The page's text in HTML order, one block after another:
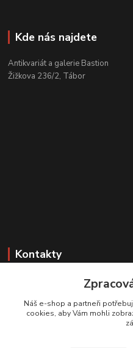
Kde nás najdete
Antikvariát a galerie Bastion
Žižkova 236/2, Tábor
Kontakty
Zákaznická podpora
+420 608 331
(Po-Pá, 11-17 hod.; So,
Náš e-shop a partneři
cookies, aby Vám mohli